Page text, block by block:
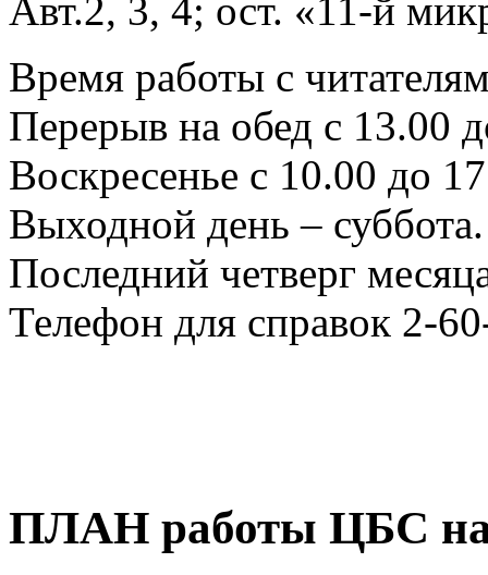
Авт.2, 3, 4; ост. «11-й
Время работы с
Перерыв на обед с 13.00
Воскресенье с 10.00 до
Выходной день – суббота.
Последний четверг
Телефон для справок 2-
ПЛАН работы ЦБС на